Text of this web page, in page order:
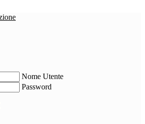
Nome Utente
Password